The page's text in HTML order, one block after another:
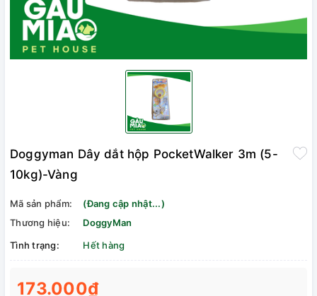
Doggyman Dây dắt hộp PocketWalker 3m (5-
10kg)-Vàng
Mã sản phẩm:
(Đang cập nhật...)
Thương hiệu:
DoggyMan
Tình trạng:
Hết hàng
173.000₫